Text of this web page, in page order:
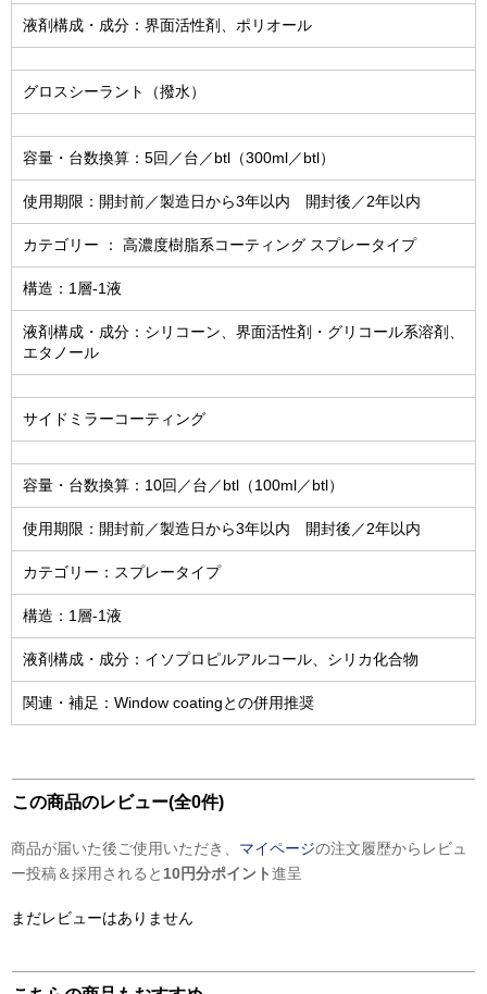
液剤構成・成分：界面活性剤、ポリオール
グロスシーラント（撥水）
容量・台数換算：5回／台／btl（300ml／btl）
使用期限：開封前／製造日から3年以内 開封後／2年以内
カテゴリー ： 高濃度樹脂系コーティング スプレータイプ
構造：1層-1液
液剤構成・成分：シリコーン、界面活性剤・グリコール系溶剤、
エタノール
サイドミラーコーティング
容量・台数換算：10回／台／btl（100ml／btl）
使用期限：開封前／製造日から3年以内 開封後／2年以内
カテゴリー：スプレータイプ
構造：1層-1液
液剤構成・成分：イソプロピルアルコール、シリカ化合物
関連・補足：Window coatingとの併用推奨
この商品のレビュー(全0件)
商品が届いた後ご使用いただき、 マイページの注文履歴からレビュ
ー投稿＆採用されると 10円分ポイント進呈
まだレビューはありません